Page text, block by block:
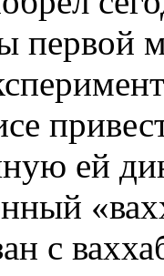
первой
ей
с